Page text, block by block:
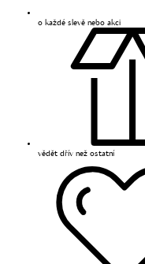
o každé slevě nebo akci
vědět dřív než ostatní